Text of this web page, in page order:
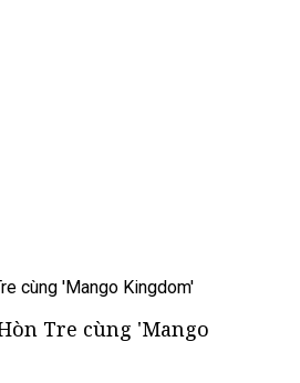
cùng 'Mango Kingdom'
Tre cùng 'Mango